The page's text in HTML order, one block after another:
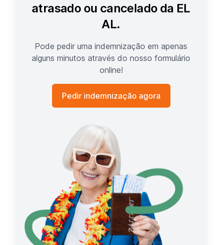
atrasado ou cancelado da EL
AL.
Pode pedir uma indemnização em apenas
alguns minutos através do nosso formulário
online!
Pedir indemnização agora